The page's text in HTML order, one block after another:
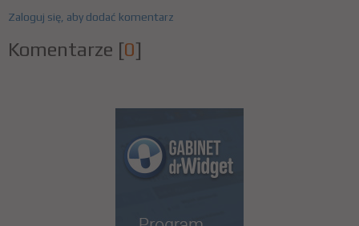
Zaloguj się, aby dodać komentarz
Komentarze [0]